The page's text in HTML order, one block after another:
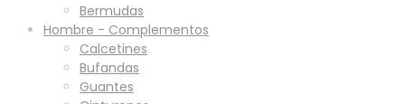
Bermudas
Hombre - Complementos
Calcetines
Bufandas
Guantes